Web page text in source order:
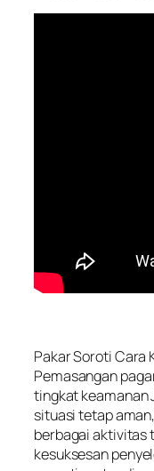
Pakar Soroti Cara
Pemasangan
tingkat keamanan
situasi tetap
berbagai aktivitas
kesuksesan